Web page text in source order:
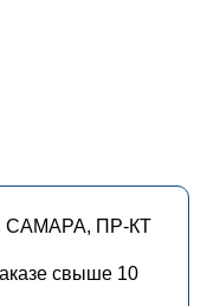
САМАРА, ПР-КТ
свыше 10